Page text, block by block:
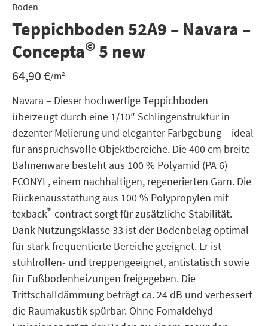
Boden
Teppichboden 52A9 – Navara –
Concepta© 5 new
64,90€/m²
Navara – Dieser hochwertige Teppichboden
überzeugt durch eine 1/10″ Schlingenstruktur in
dezenter Melierung und eleganter Farbgebung – ideal
für anspruchsvolle Objektbereiche. Die 400 cm breite
Bahnenware besteht aus 100 % Polyamid (PA 6)
ECONYL, einem nachhaltigen, regenerierten Garn. Die
Rückenausstattung aus 100 % Polypropylen mit
texback®-contract sorgt für zusätzliche Stabilität.
Dank Nutzungsklasse 33 ist der Bodenbelag optimal
für stark frequentierte Bereiche geeignet. Er ist
stuhlrollen- und treppengeeignet, antistatisch sowie
für Fußbodenheizungen freigegeben. Die
Trittschalldämmung beträgt ca. 24 dB und verbessert
die Raumakustik spürbar. Ohne Fomaldehyd-